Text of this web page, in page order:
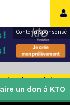
Contenu sponsorisé
et l’actu de la
un don à KTO